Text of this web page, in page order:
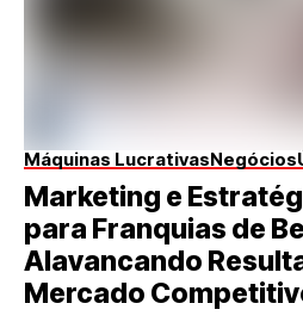
Máquinas LucrativasNegócios
Marketing e
para Franquias de
Alavancando
Mercado